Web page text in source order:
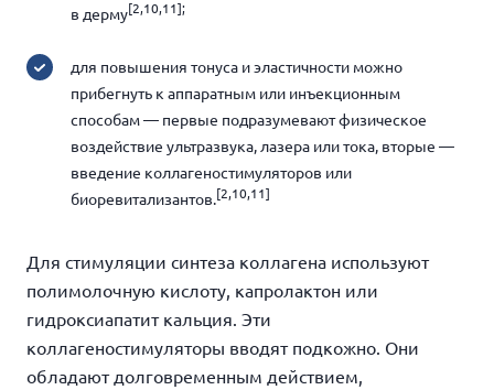
в дерму[2,10,11];
для повышения тонуса и эластичности можно
прибегнуть к аппаратным или инъекционным
способам — первые подразумевают физическое
воздействие ультразвука, лазера или тока, вторые —
введение коллагеностимуляторов или
биоревитализантов.[2,10,11]
Для стимуляции синтеза коллагена используют
полимолочную кислоту, капролактон или
гидроксиапатит кальция. Эти
коллагеностимуляторы вводят подкожно. Они
обладают долговременным действием,